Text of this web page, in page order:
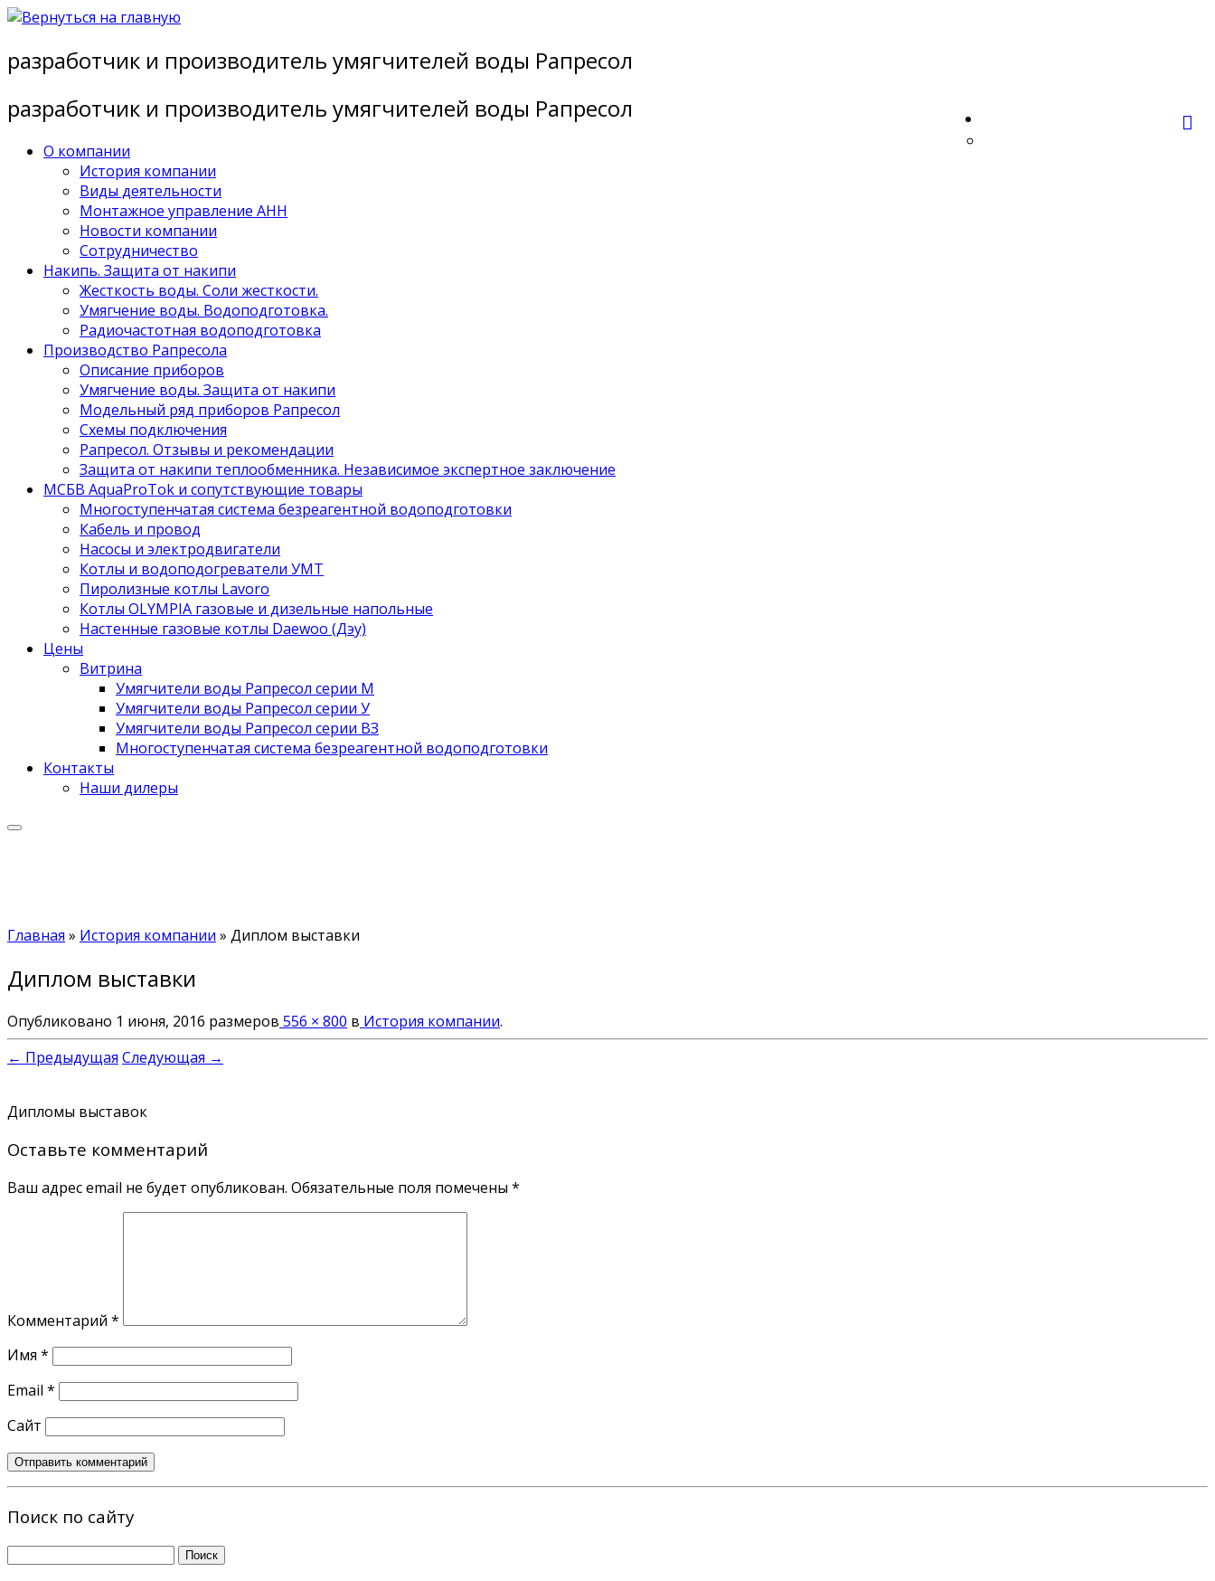
Перейти
содержимому
разработчик и производитель умягчителей воды Рапресол
разработчик и производитель умягчителей воды Рапресол
О компании
История компании
Виды деятельности
Монтажное управление АНН
Новости компании
Сотрудничество
Накипь. Защита от накипи
Жесткость воды. Соли жесткости.
Умягчение воды. Водоподготовка.
Радиочастотная водоподготовка
Производство Рапресола
Описание приборов
Умягчение воды. Защита от накипи
Модельный ряд приборов Рапресол
Схемы подключения
Рапресол. Отзывы и рекомендации
Защита от накипи теплообменника. Независимое экспертное заключение
МСБВ AquaProTok и сопутствующие товары
Многоступенчатая система безреагентной водоподготовки
Кабель и провод
Насосы и электродвигатели
Котлы и водоподогреватели УМТ
Пиролизные котлы Lavoro
Котлы OLYMPIA газовые и дизельные напольные
Настенные газовые котлы Daewoo (Дэу)
Цены
Витрина
Умягчители воды Рапресол серии М
Умягчители воды Рапресол серии У
Умягчители воды Рапресол серии ВЗ
Многоступенчатая система безреагентной водоподготовки
Контакты
Наши дилеры
Главная » История компании » Диплом выставки
Диплом выставки
Опубликовано 1 июня, 2016 размеров 556 × 800 в История компании.
← Предыдущая Следующая →
Дипломы выставок
Оставьте комментарий
Ваш адрес email не будет опубликован. Обязательные поля помечены *
Комментарий *
Имя *
Email *
Сайт
Поиск по сайту
Найти: